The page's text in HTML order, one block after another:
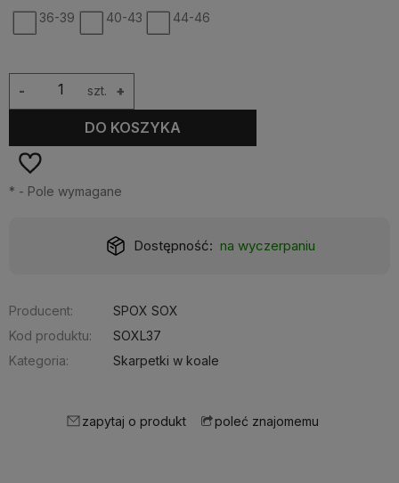
36-39
40-43 44-46
szt. +
-
DO KOSZYKA
* - Pole wymagane
Realizacja: 24 godziny
Producent:
SPOX SOX
Kod produktu:
SOXL37
Kategoria:
Skarpetki w koale
zapytaj o produkt poleć znajomemu